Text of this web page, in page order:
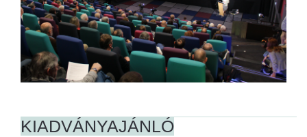
KIADVÁNYAJÁNLÓ